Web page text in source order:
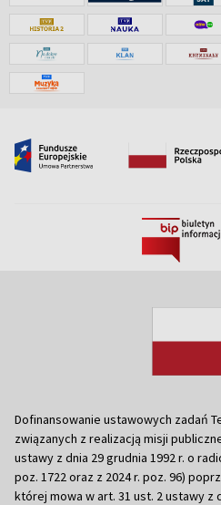
Dofinansowanie ustawowych zadań
związanych z realizacją misji
ustawy z dnia 29 grudnia 1992 r. o
poz. 1722 oraz z 2024 r. poz. 96)
której mowa w art. 31 ust. 2 ustawy z